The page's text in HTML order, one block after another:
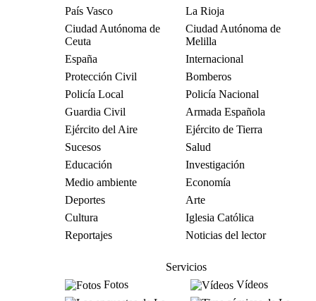
País Vasco
La Rioja
Ciudad Autónoma de
Ceuta
Ciudad Autónoma de
Melilla
España
Internacional
Protección Civil
Bomberos
Policía Local
Policía Nacional
Guardia Civil
Armada Española
Ejército del Aire
Ejército de Tierra
Sucesos
Salud
Educación
Investigación
Medio ambiente
Economía
Deportes
Arte
Cultura
Iglesia Católica
Reportajes
Noticias del lector
Servicios
Fotos
Vídeos